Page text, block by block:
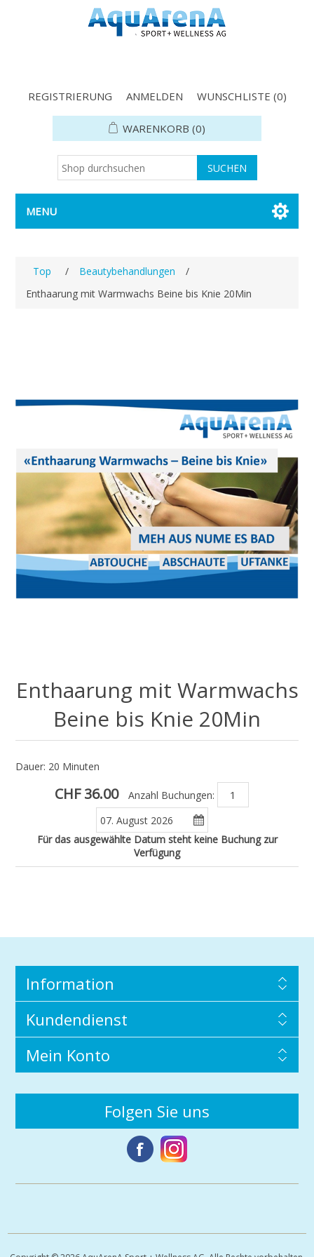
REGISTRIERUNG ANMELDEN WUNSCHLISTE (0)
WARENKORB (0)
MENU
Top / Beautybehandlungen
/
Enthaarung mit Warmwachs Beine bis Knie 20Min
Enthaarung mit Warmwachs
Beine bis Knie 20Min
Dauer: 20 Minuten
CHF 36.00 Anzahl Buchungen:
Für das ausgewählte Datum steht keine Buchung zur
Verfügung
Information
Kundendienst
Mein Konto
Folgen Sie uns